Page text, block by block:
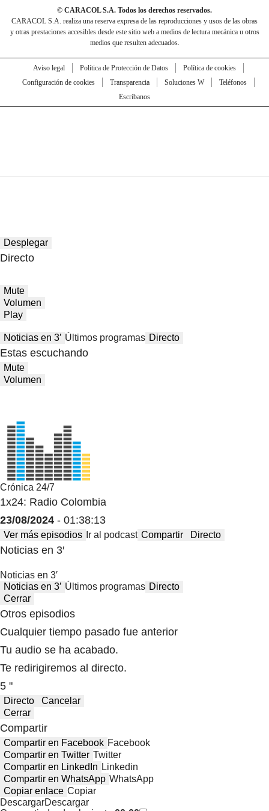
© CARACOL S.A. Todos los derechos reservados.
CARACOL S.A. realiza una reserva expresa de las reproducciones y usos de las obras
y otras prestaciones accesibles desde este sitio web a medios de lectura mecánica u otros
medios que resulten adecuados.
Aviso legal Política de Protección de Datos
Política de cookies
Configuración de cookies
Transparencia Soluciones W
Teléfonos
Escríbanos
Desplegar
Directo
Mute
Volumen
Play
Noticias en 3′ Últimos programas Directo
Estas escuchando
Mute
Volumen
Crónica 24/7
1x24: Radio Colombia
23/08/2024 - 01:38:13
Ver más episodios Ir al podcast Compartir Directo
Noticias en 3′
Noticias en 3′
Noticias en 3′ Últimos programas Directo
Cerrar
Otros episodios
Cualquier tiempo pasado fue anterior
Tu audio se ha acabado.
Te redirigiremos al directo.
5 "
Directo
Cancelar
Cerrar
Compartir
Compartir en Facebook Facebook
Compartir en Twitter Twitter
Compartir en LinkedIn Linkedin
Compartir en WhatsApp WhatsApp
Copiar enlace Copiar
DescargarDescargar